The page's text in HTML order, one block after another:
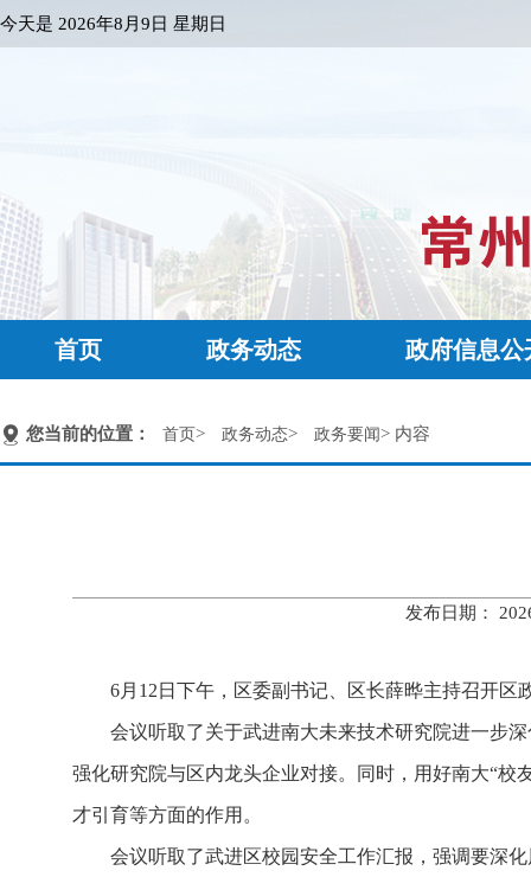
今天是 2026年8月9日 星期日
首页 政务动态 政府信息公
您当前的位置： 首页> 政务动态> 政务要闻> 内容
发布日期：
6月12日下午，区委副书记、区长薛晔主持召开
会议听取了关于武进南大未来技术研究院进一步
强化研究院与区内龙头企业对接。同时，用好南大“校
才引育等方面的作用。
会议听取了武进区校园安全工作汇报，强调要深